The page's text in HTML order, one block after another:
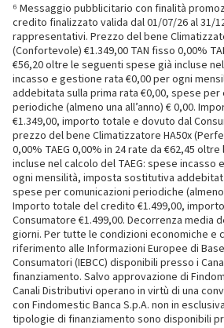
⁶ Messaggio pubblicitario con finalità
credito finalizzato valida dal 01/07/26 al 31/
rappresentativi. Prezzo del bene
(Confortevole) €1.349,00 TAN fisso 0,00%
€56,20 oltre le seguenti spese già incluse
incasso e gestione rata €0,00 per ogni
addebitata sulla prima rata €0,00, spese per
periodiche (almeno una all’anno) € 0,00.
€1.349,00, importo totale e dovuto dal
prezzo del bene Climatizzatore HA50x
0,00% TAEG 0,00% in 24 rate da €62,45
incluse nel calcolo del TAEG: spese incasso
ogni mensilità, imposta sostitutiva
spese per comunicazioni periodiche (almeno
Importo totale del credito €1.499,00,
Consumatore €1.499,00. Decorrenza media
giorni. Per tutte le condizioni economiche e
riferimento alle Informazioni Europee di
Consumatori (IEBCC) disponibili presso i
finanziamento. Salvo approvazione di
Canali Distributivi operano in virtù di una
con Findomestic Banca S.p.A. non in
tipologie di finanziamento sono disponibili